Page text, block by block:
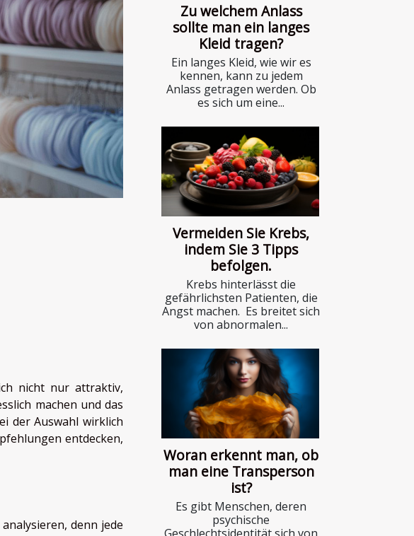
nicht nur attraktiv,
machen und das
der Auswahl wirklich
entdecken,
denn jede
Zu welchem Anlass
sollte man ein langes
Kleid tragen?
Ein langes Kleid, wie wir es
kennen, kann zu jedem
Anlass getragen werden. Ob
es sich um eine...
Vermeiden Sie Krebs,
indem Sie 3 Tipps
befolgen.
Krebs hinterlässt die
gefährlichsten Patienten, die
Angst machen. Es breitet sich
von abnormalen...
Woran erkennt man, ob
man eine Transperson
ist?
Es gibt Menschen, deren
psychische